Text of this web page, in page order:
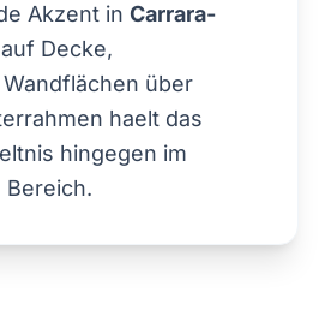
Akzent in Carrara-
auf Decke,
über
haelt das
hingegen im
Bereich.